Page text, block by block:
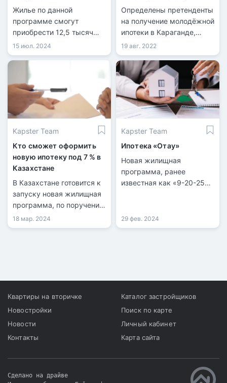
Жилье по данной
программе смогут
приобрести 12,5 тысяч
казахстанцев.
15 июл. 2024
Определены претенденты
на получение молодёжной
ипотеки в Караганде,
передает
информационная служба
kn.kz со ссылкой на
акимат Карагандинской
области. Инициатором
льготной программы для
работающей молодёжи
стал акимат области
совместно с Отбасы
банком.
19 авг. 2022
Kapster Team
Кто сможет оформить
новую ипотеку под 7 % в
Казахстане
В Казахстане готовится к
запуску новая жилищная
программа, по поручению
президента Касым-
Жомарта Токаева.
18 мар. 2024
Kapster Team
Ипотека «Отау»
Новая жилищная
программа, ранее
известная как «9-20-25»,
действующие вкладчики
Отбасы банка.
29 фев. 2024
Квартиры на вторичке
Новостройки
Новости
Контакты
Каталог застройщиков
Поиск по карте
Личный кабинет
Карта сайта
Сделано на драйве